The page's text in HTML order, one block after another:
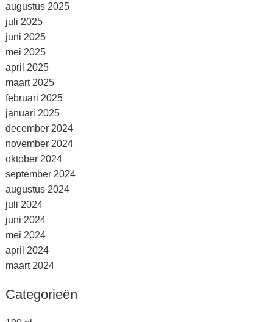
augustus 2025
juli 2025
juni 2025
mei 2025
april 2025
maart 2025
februari 2025
januari 2025
december 2024
november 2024
oktober 2024
september 2024
augustus 2024
juli 2024
juni 2024
mei 2024
april 2024
maart 2024
Categorieën